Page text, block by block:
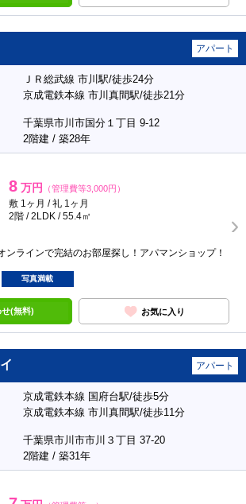
アパート
ＪＲ総武線 市川駅/徒歩24分
京成電鉄本線 市川真間駅/徒歩21分
千葉県市川市国分１丁目 9-12
2階建 / 築28年
8 万円 （管理費等3,000円）
敷 1ヶ月 / 礼 1ヶ月
2階 / 2LDK / 55.4㎡
ンラインで完結のお部屋探し！アパマンショップ！
写真満載
(無料) お気に入り
アパート
京成電鉄本線 国府台駅/徒歩5分
京成電鉄本線 市川真間駅/徒歩11分
千葉県市川市市川３丁目 37-20
2階建 / 築31年